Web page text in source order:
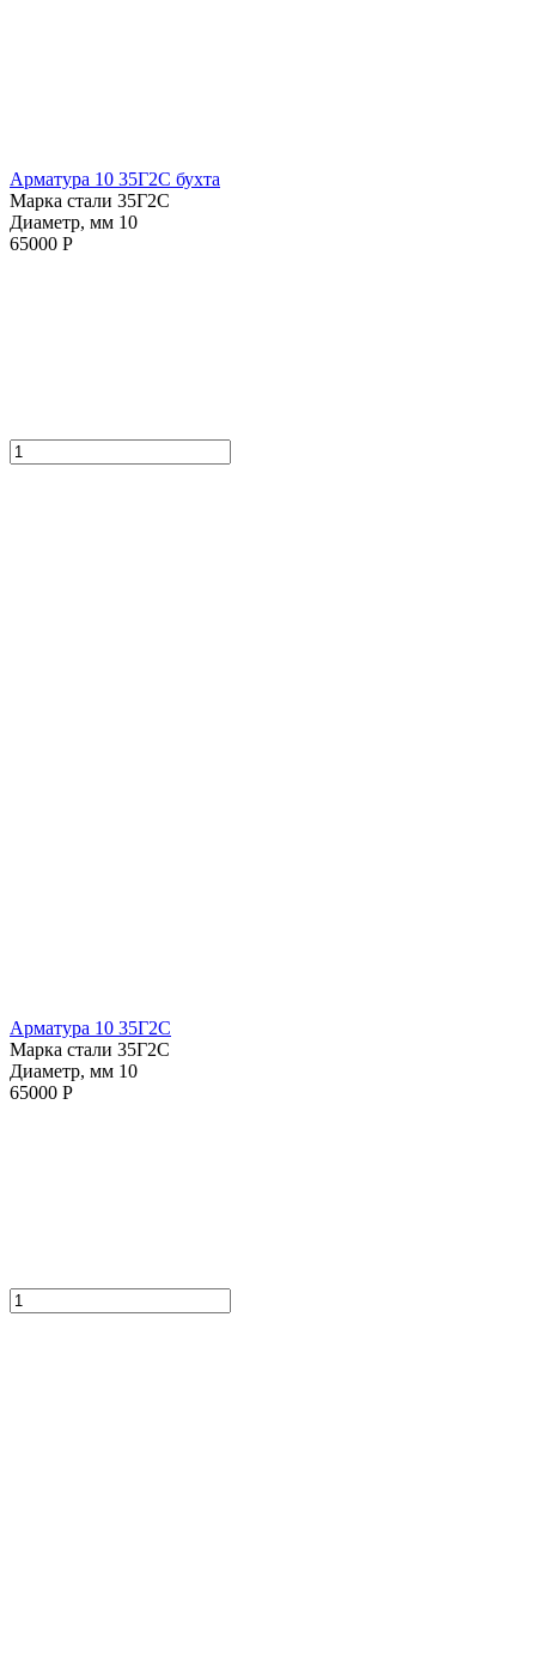
Арматура 10 35Г2С бухта
Марка стали 35Г2С
Диаметр, мм 10
65000 Р
Арматура 10 35Г2С
Марка стали 35Г2С
Диаметр, мм 10
65000 Р